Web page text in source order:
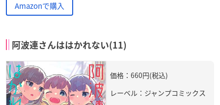
Amazonで購入
阿波連さんははかれない(11)
価格：660円(税込)
レーベル：ジャンプコミックス